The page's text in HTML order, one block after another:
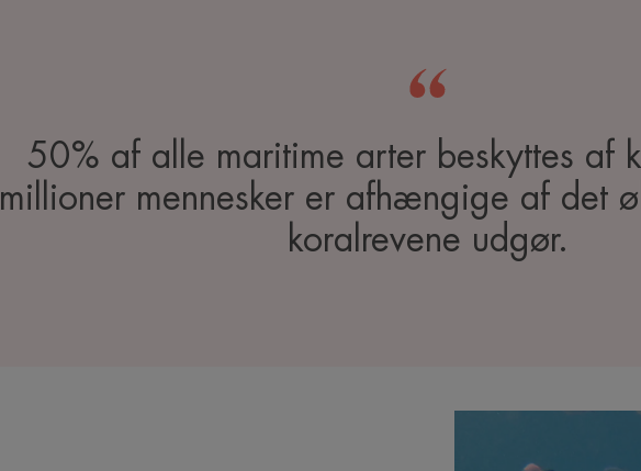
50% af alle maritime arter beskyttes af
millioner mennesker er afhængige af det
koralrevene udgør.